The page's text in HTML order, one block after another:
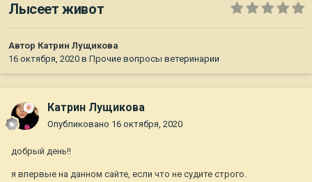
Лысеет живот
Автор Катрин Лущикова
16 октября, 2020 в Прочие вопросы ветеринарии
Катрин Лущикова
Опубликовано 16 октября, 2020
добрый день!!
я впервые на данном сайте, если что не судите строго.